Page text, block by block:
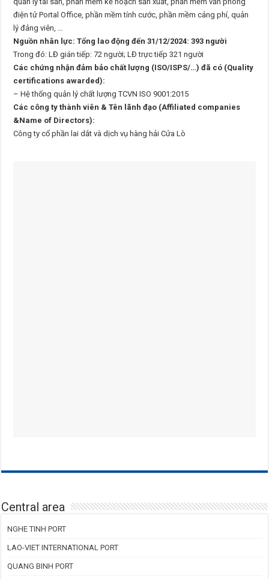
điện tử Portal Office, phần mềm tính cước, phần mềm cảng phí, quản
lý đảng viên, …
Nguồn nhân lực: Tổng lao động đến 31/12/2024: 393 người
Trong đó: LĐ gián tiếp: 72 người; LĐ trực tiếp 321 người
Các chứng nhận đảm bảo chất lượng (ISO/ISPS/…) đã có (Quality
certifications awarded):
– Hệ thống quản lý chất lượng TCVN ISO 9001:2015
Các công ty thành viên & Tên lãnh đạo (Affiliated companies
&Name of Directors):
Công ty cổ phần lai dắt và dịch vụ hàng hải Cửa Lò
Central area
NGHE TINH PORT
LAO-VIET INTERNATIONAL PORT
QUANG BINH PORT